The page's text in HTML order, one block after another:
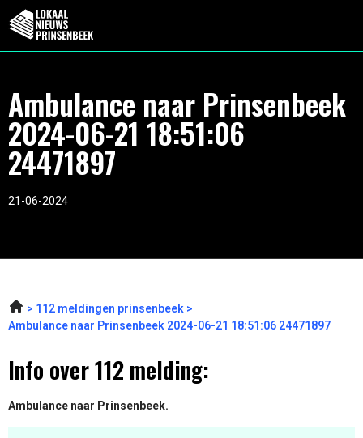
Ambulance naar Prinsenbeek
2024-06-21 18:51:06
24471897
21-06-2024
112 meldingen prinsenbeek
Ambulance naar Prinsenbeek 2024-06-21 18:51:06 24471897
Info over 112 melding:
Ambulance naar Prinsenbeek.